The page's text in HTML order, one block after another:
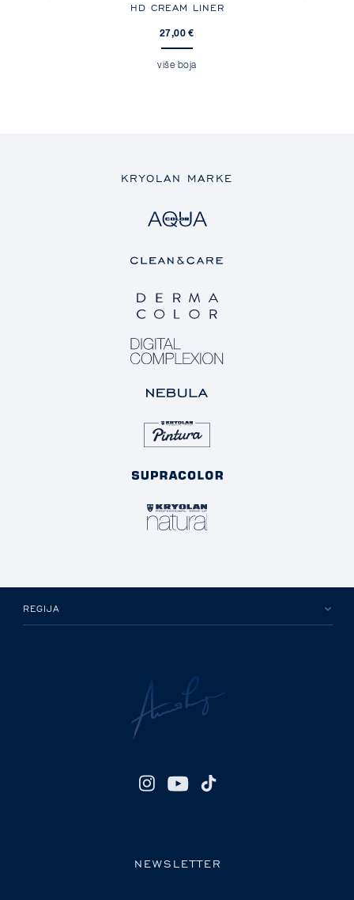
HD CREAM LINER
27,00 €
više boja
KRYOLAN MARKE
REGIJA
NEWSLETTER